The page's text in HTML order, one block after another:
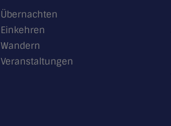
Übernachten
Einkehren
Wandern
Veranstaltungen